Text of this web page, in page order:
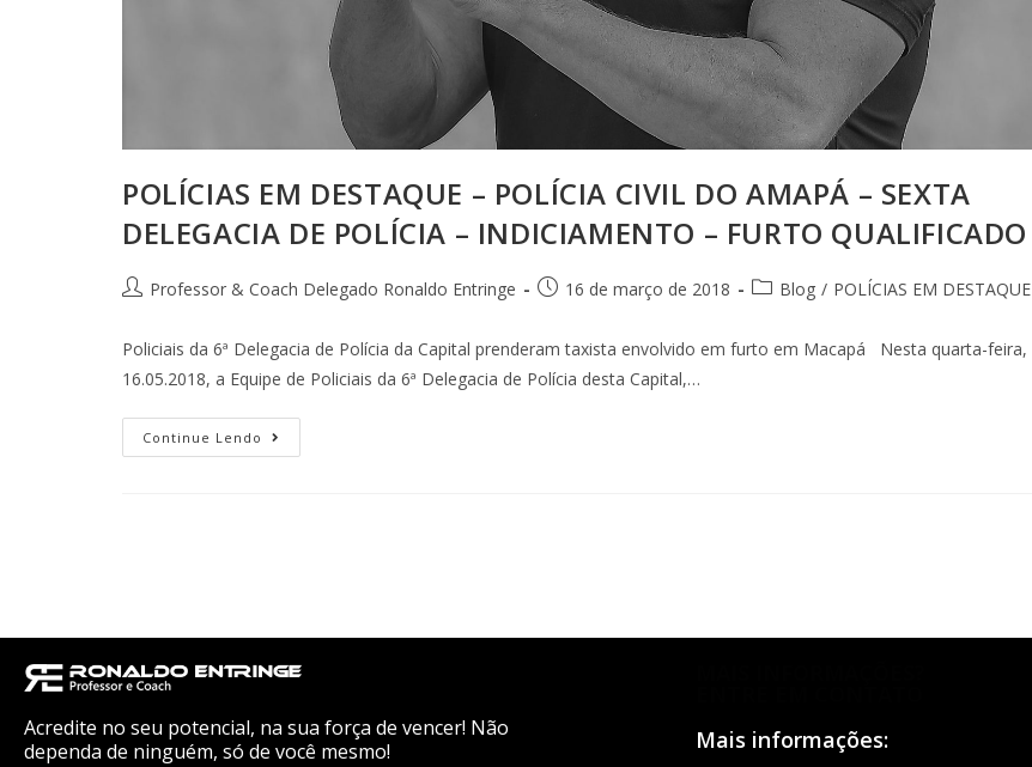
POLÍCIAS EM DESTAQUE – POLÍCIA CIVIL DO AMAPÁ – SEXTA
DELEGACIA DE POLÍCIA – INDICIAMENTO – FURTO QUALIFICADO
Professor & Coach Delegado Ronaldo Entringe 16 de março de 2018 Blog / POLÍCIAS EM DESTAQUE
Policiais da 6ª Delegacia de Polícia da Capital prenderam taxista envolvido em furto em Macapá Nesta quarta-feira,
16.05.2018, a Equipe de Policiais da 6ª Delegacia de Polícia desta Capital,…
Continue Lendo
Acredite no seu potencial, na sua força de vencer! Não
dependa de ninguém, só de você mesmo!
Mais informações: